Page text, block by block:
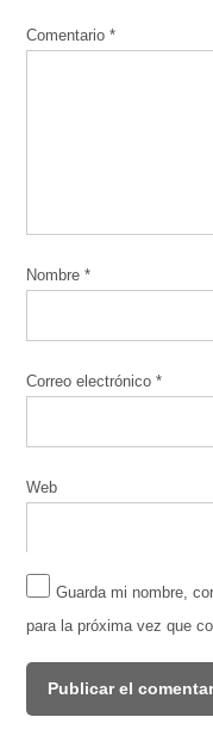
Comentario*
Nombre*
Correo electrónico*
Web
Guarda mi nombre,
para la próxima vez que